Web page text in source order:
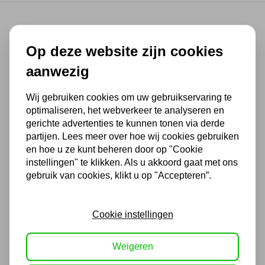
(4,3/ 5)
Voor 16.00 u besteld, dezelfde dag
verzonden
(Technische) Vragen ? Bel ons +31
548 51 75 75
1.500 m2 winkel in Rijssen !
Ook handig
Op deze website zijn cookies
aanwezig
Wij gebruiken cookies om uw gebruikservaring te
optimaliseren, het webverkeer te analyseren en
gerichte advertenties te kunnen tonen via derde
partijen. Lees meer over hoe wij cookies gebruiken
en hoe u ze kunt beheren door op "Cookie
instellingen" te klikken. Als u akkoord gaat met ons
gebruik van cookies, klikt u op "Accepteren”.
Cookie instellingen
Weigeren